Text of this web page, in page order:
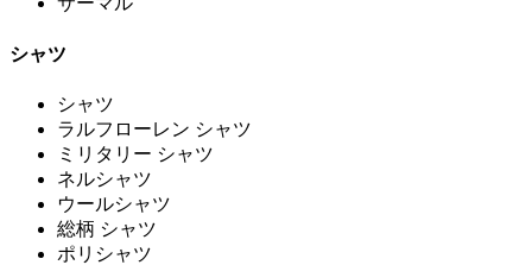
シャツ
シャツ
ラルフローレン シャツ
ミリタリー シャツ
ネルシャツ
ウールシャツ
総柄 シャツ
ポリシャツ